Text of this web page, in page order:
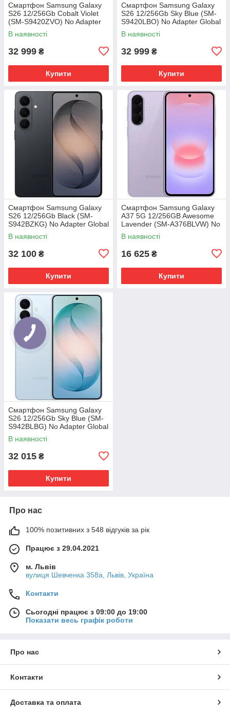
Смартфон Samsung Galaxy
S26 12/256Gb Cobalt Violet
(SM-S9420ZVO) No Adapter
Global version
В наявності
32 999 ₴
Купити
Смартфон Samsung Galaxy
S26 12/256Gb Sky Blue (SM-
S9420LBO) No Adapter Global
version
В наявності
32 999 ₴
Купити
Смартфон Samsung Galaxy
S26 12/256Gb Black (SM-
S942BZKG) No Adapter Global
version
В наявності
32 100 ₴
Купити
Смартфон Samsung Galaxy
A37 5G 12/256GB Awesome
Lavender (SM-A376BLVW) No
Adapter MY
В наявності
16 625 ₴
Купити
Смартфон Samsung Galaxy
S26 12/256Gb Sky Blue (SM-
S942BLBG) No Adapter Global
version
В наявності
32 015 ₴
Купити
Про нас
100% позитивних з 548 відгуків за рік
Працює з 29.04.2021
м. Львів
вулиця Шевченка 358а, Львів, Україна
Контакти
Сьогодні працює з 09:00 до 19:00
Показати весь графік роботи
Про нас
Контакти
Доставка та оплата